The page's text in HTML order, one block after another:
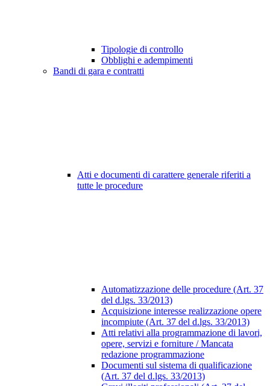
Tipologie di controllo
Obblighi e adempimenti
Bandi di gara e contratti
Atti e documenti di carattere generale riferiti a
tutte le procedure
Automatizzazione delle procedure (Art. 37
del d.lgs. 33/2013)
Acquisizione interesse realizzazione opere
incompiute (Art. 37 del d.lgs. 33/2013)
Atti relativi alla programmazione di lavori,
opere, servizi e forniture / Mancata
redazione programmazione
Documenti sul sistema di qualificazione
(Art. 37 del d.lgs. 33/2013)